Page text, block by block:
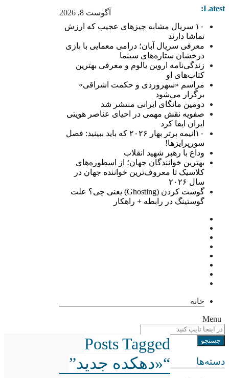
آگوست 8, 2026 Latest:
۱۰ سریال مشابه چیزهای عجیب که ارزش
تماشا دارند
معرفی سریال آبان؛ درامی معمایی با بازی
درخشان ستاره‌های سینما
زندگی‌نامه اروین یالوم و معرفی بهترین
کتاب‌های او
مراسم «سهروردی و حکمت اشراقی»
برگزار می‌شود
دومین مانگای ایرانی منتشر شد
صفویه نقش مهمی در احیای عناصر هویتی
ایران ایفا کرد
۱۰انیمه برتر بهار ۲۰۲۶ که باید ببینید: فصل
سورپرایزها!
وداع با رهبر شهید انقلاب
بهترین خوانندگان جهان؛ از اسطوره‌های
کلاسیک تا معروف‌ترین خواننده جهان در
سال ۲۰۲۶
گوست کردن (Ghosting) یعنی چی؟ علت
گوستینگ در رابطه + راهکار
خانه
Menu
دسته‌ها
Posts Tagged
“«دهکده جدید”